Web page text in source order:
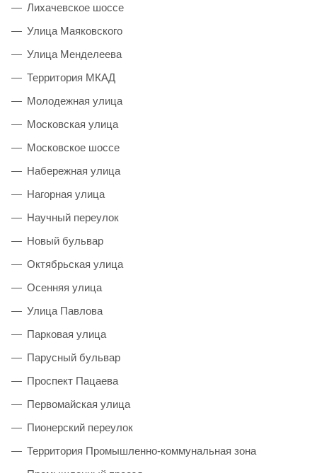
Лихачевское шоссе
Улица Маяковского
Улица Менделеева
Территория МКАД
Молодежная улица
Московская улица
Московское шоссе
Набережная улица
Нагорная улица
Научный переулок
Новый бульвар
Октябрьская улица
Осенняя улица
Улица Павлова
Парковая улица
Парусный бульвар
Проспект Пацаева
Первомайская улица
Пионерский переулок
Территория Промышленно-коммунальная зона